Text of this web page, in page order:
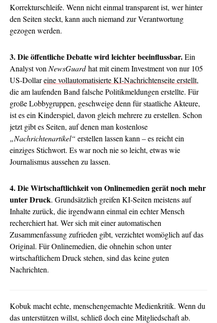
Korrekturschleife. Wenn nicht einmal transparent ist, wer hinter
den Seiten steckt, kann auch niemand zur Verantwortung
gezogen werden.
3. Die öffentliche Debatte wird leichter beeinflussbar.Ein
Analyst von NewsGuardhat mit einem Investment von nur 105
US-Dollareine vollautomatisierte KI-Nachrichtenseite erstellt,
die am laufenden Band falsche Politikmeldungen erstellte. Für
große Lobbygruppen, geschweige denn für staatliche Akteure,
ist es ein Kinderspiel, davon gleich mehrere zu erstellen. Schon
jetzt gibt es Seiten, auf denen man kostenlose
„Nachrichtenartikel“ erstellen lassen kann – es reicht ein
einziges Stichwort. Es war noch nie so leicht, etwas wie
Journalismus aussehen zu lassen.
4. Die Wirtschaftlichkeit von Onlinemedien gerät noch mehr
unter Druck. Grundsätzlich greifen KI-Seiten meistens auf
Inhalte zurück, die irgendwann einmal ein echter Mensch
recherchiert hat. Wer sich mit einer automatischen
Zusammenfassung zufrieden gibt, verzichtet womöglich auf das
Original. Für Onlinemedien, die ohnehin schon unter
wirtschaftlichem Druck stehen, sind das keine guten
Nachrichten.
Kobuk macht echte, menschengemachte Medienkritik. Wenn du
das unterstützen willst, schließ doch eine Mitgliedschaft ab.